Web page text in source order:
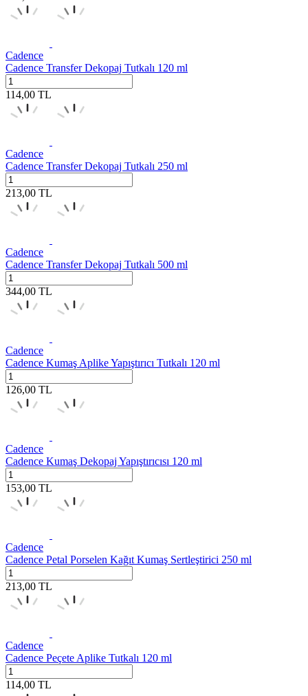
Cadence
Cadence Transfer Dekopaj Tutkalı 120 ml
114,00 TL
Cadence
Cadence Transfer Dekopaj Tutkalı 250 ml
213,00 TL
Cadence
Cadence Transfer Dekopaj Tutkalı 500 ml
344,00 TL
Cadence
Cadence Kumaş Aplike Yapıştırıcı Tutkalı 120 ml
126,00 TL
Cadence
Cadence Kumaş Dekopaj Yapıştırıcısı 120 ml
153,00 TL
Cadence
Cadence Petal Porselen Kağıt Kumaş Sertleştirici 250 ml
213,00 TL
Cadence
Cadence Peçete Aplike Tutkalı 120 ml
114,00 TL